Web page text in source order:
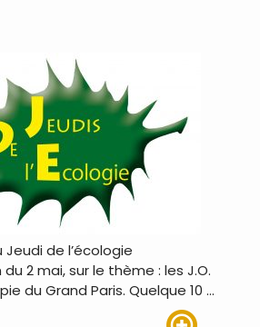
de l’écologie
2 mai, sur le thème : les J.O.
du Grand Paris. Quelque 10 …